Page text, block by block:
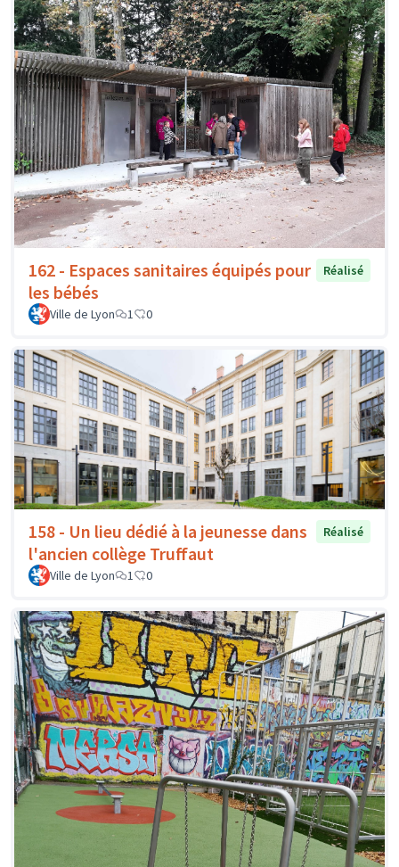
162 - Espaces sanitaires équipés pour
les bébés
Réalisé
Ville de Lyon 1 0
158 - Un lieu dédié à la jeunesse dans
l'ancien collège Truffaut
Réalisé
Ville de Lyon 1 0